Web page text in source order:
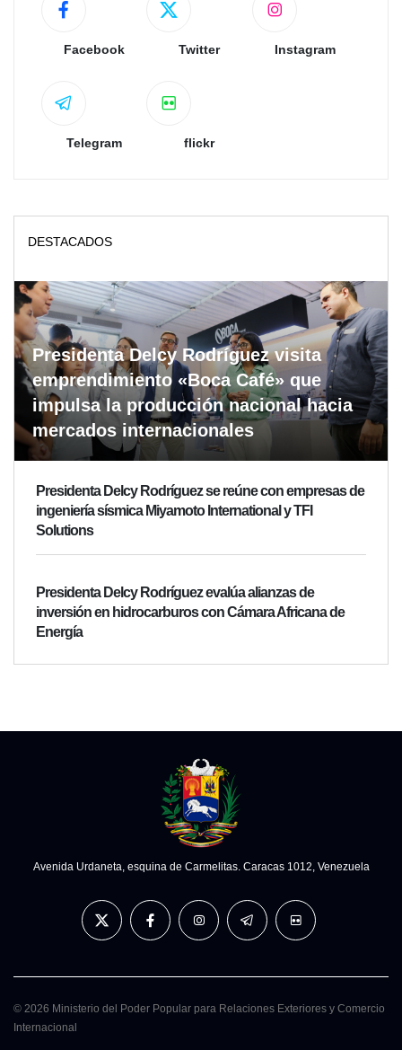
Facebook Twitter Instagram
Telegram flickr
DESTACADOS
Presidenta Delcy Rodríguez visita
emprendimiento «Boca Café» que
impulsa la producción nacional hacia
mercados internacionales
Presidenta Delcy Rodríguez se reúne con empresas de
ingeniería sísmica Miyamoto International y TFI
Solutions
Presidenta Delcy Rodríguez evalúa alianzas de
inversión en hidrocarburos con Cámara Africana de
Energía
Avenida Urdaneta, esquina de Carmelitas. Caracas 1012, Venezuela
© 2026 Ministerio del Poder Popular para Relaciones Exteriores y Comercio
Internacional